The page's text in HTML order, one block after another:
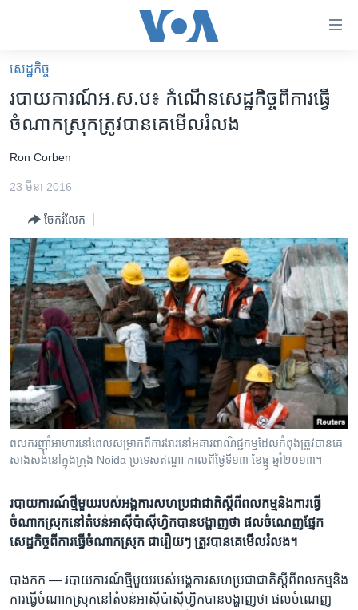
គេហទំព័រ​
ទាក់ទង
រំលង​
និង​
ទំព័រ​
ម្តង
រំលង​
និង​
ចូល​
ទៅ​
ទំព័រ​
រចនា
សម្ព័ន្ធ​
រំលង​
និង​
ទៅ​
ស្វែង​
អន្តរជាតិ
កម្ពុជាច្នៃប្រតិដ្ឋ
ព្រឹត្តិការណ៍ព័ត៌មាន
ទូរទស្សន៍ / វីដេអូ​
វិទ្យុ / ផតខាសថ៍
កម្មវិធីទាំងអស់
Khmer English
បណ្តាញ​សង្គម
ភាសា
សេដ្ឋកិច្ច
របាយការណ៍​អ.ស.ប៖ កំណើន​សេដ្ឋកិច្ច​​ពី​ការ​ធ្វើ​
ចំណាក​ស្រុក​ត្រូវ​បាន​គេ​មើល​រំលង
Ron Corben
23 មីនា 2016
ចែករំលែក
ពលករ​ញ៉ាំ​អាហារ​នៅ​ពេល​សម្រាក​ពី​ការងារ​នៅ​អគារ​ពាណិជ្ជកម្ម​ដែល​កំពុង​ត្រូវ​បាន​គេ​
សាងសង់​នៅ​ក្នុង​ក្រុង Noida ប្រទេស​ឥណ្ឌា កាលពី​ថ្ងៃទី១៣ ខែធ្នូ ឆ្នាំ២០១៣។
របាយការណ៍​ថ្មី​មួយ​របស់​អង្គការ​សហប្រជាជាតិ​ស្តី​ពី​ពលកម្ម​និង​ការ​ធ្វើ​
ចំណាក​ស្រុក​នៅ​តំបន់​អាស៊ី​ប៉ាស៊ីហ្វិក​បាន​បង្ហាញ​ថា ​ផល​ចំណេញ​ផ្នែក​
សេដ្ឋកិច្ច​ពី​ការ​ធ្វើ​ចំណាក​ស្រុក ​ជា​រឿយៗ ​ត្រូវ​បាន​គេ​មើល​រំលង។
បាងកក — របាយការណ៍​ថ្មី​មួយ​របស់​អង្គការ​សហប្រជាជាតិ​ស្តី​ពី​ពលកម្ម​និង​
ការ​ធ្វើ​ចំណាក​ស្រុក​នៅ​តំបន់​អាស៊ី​ប៉ាស៊ីហ្វិក​បាន​បង្ហាញ​ថា ​ផល​ចំណេញ​